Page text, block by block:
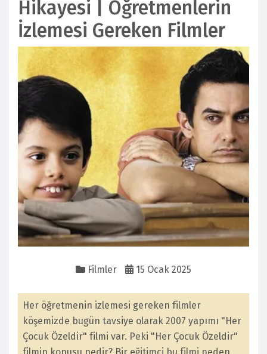
Hikayesi | Öğretmenlerin
İzlemesi Gereken Filmler
Filmler 15 Ocak 2025
Her öğretmenin izlemesi gereken filmler
köşemizde bugün tavsiye olarak 2007 yapımı "Her
Çocuk Özeldir" filmi var. Peki "Her Çocuk Özeldir"